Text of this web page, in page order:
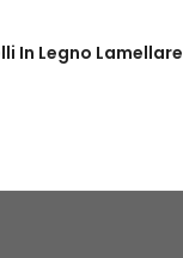
In Legno Lamellare